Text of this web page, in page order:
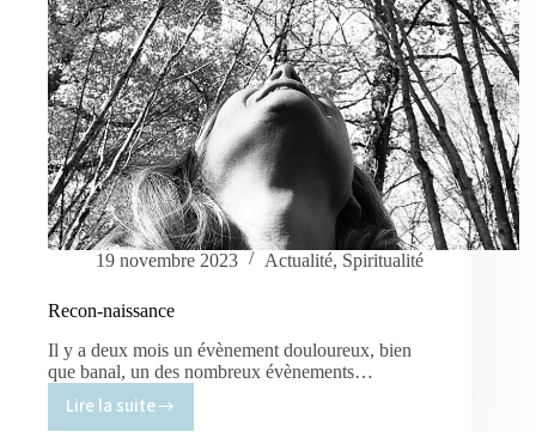
19 novembre 2023 Actualité, Spiritualité
Recon-naissance
Il y a deux mois un évènement douloureux, bien
que banal, un des nombreux évènements…
Lire la suite
Recon-